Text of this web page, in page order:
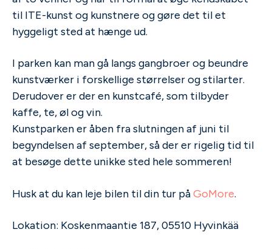
til ITE-kunst og kunstnere og gøre det til et
hyggeligt sted at hænge ud.
I parken kan man gå langs gangbroer og beundre
kunstværker i forskellige størrelser og stilarter.
Derudover er der en kunstcafé, som tilbyder
kaffe, te, øl og vin.
Kunstparken er åben fra slutningen af juni til
begyndelsen af september, så der er rigelig tid til
at besøge dette unikke sted hele sommeren!
Husk at du kan leje bilen til din tur påGoMore.
Lokation: Koskenmaantie 187, 05510 Hyvinkää